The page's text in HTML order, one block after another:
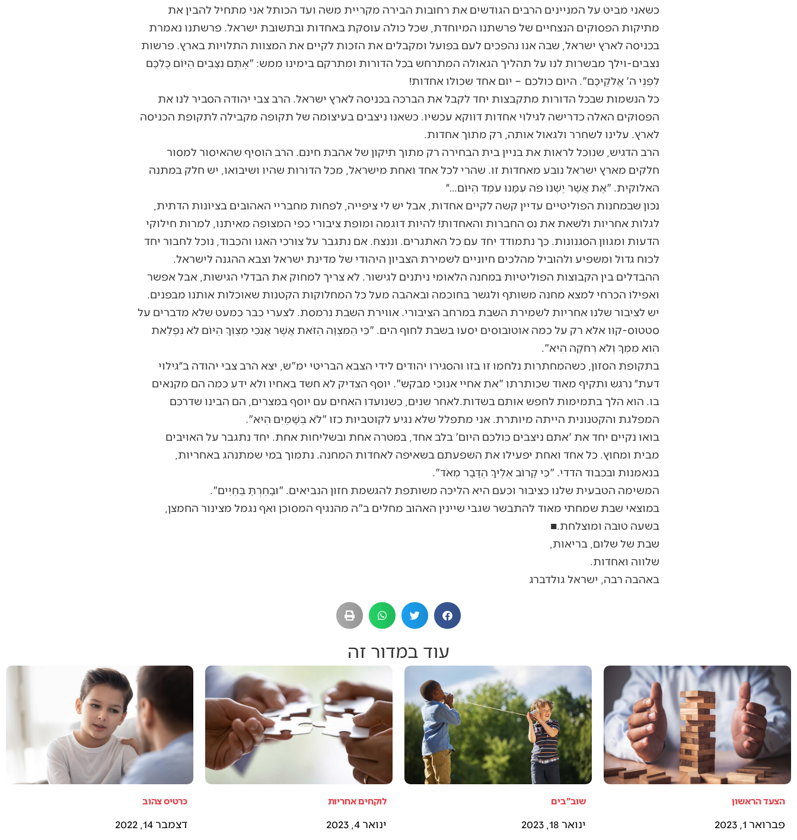
כשאני מביט על המניינים הרבים הגודשים את רחובות הבירה מקריית משה ועד הכותל אני מתחיל להבין את
מתיקות הפסוקים הנצחיים של פרשתנו המיוחדת, שכל כולה עוסקת באחדות ובתשובת ישראל. פרשתנו נאמרת
בכניסה לארץ ישראל, שבה אנו נהפכים לעם בפועל ומקבלים את הזכות לקיים את המצוות התלויות בארץ. פרשות
נצבים-וילך מבשרות לנו על תהליך הגאולה המתרחש בכל הדורות ומתרקם בימינו ממש: "אַתֶּם נִצָּבִים הַיּוֹם כֻּלְּכֶם
לִפְנֵי ה' אֱלֹקֵיכֶם". היום כולכם – יום אחד שכולו אחדות!
כל הנשמות שבכל הדורות מתקבצות יחד לקבל את הברכה בכניסה לארץ ישראל. הרב צבי יהודה הסביר לנו את
הפסוקים האלה כדרישה לגילוי אחדות דווקא עכשיו. כשאנו ניצבים בעיצומה של תקופה מקבילה לתקופת הכניסה
לארץ. עלינו לשחרר ולגאול אותה, רק מתוך אחדות.
הרב הדגיש, שנוכל לראות את בניין בית הבחירה רק מתוך תיקון של אהבת חינם. הרב הוסיף שהאיסור למסור
חלקים מארץ ישראל נובע מאחדות זו. שהרי לכל אחד ואחת מישראל, מכל הדורות שהיו ושיבואו, יש חלק במתנה
האלוקית. "אֶת אֲשֶׁר יֶשְׁנוֹ פֹּה עִמָּנוּ עֹמֵד הַיּוֹם…״
נכון שבמחנות הפוליטיים עדיין קשה לקיים אחדות, אבל יש לי ציפייה, לפחות מחבריי האהובים בציונות הדתית,
לגלות אחריות ולשאת את נס החברות והאחדות! להיות דוגמה ומופת ציבורי כפי המצופה מאיתנו, למרות חילוקי
הדעות ומגוון הסגנונות. כך נתמודד יחד עם כל האתגרים. וננצח. אם נתגבר על צורכי האגו והכבוד, נוכל לחבור יחד
לכוח גדול ומשפיע ולהוביל מהלכים חיוניים לשמירת הצביון היהודי של מדינת ישראל וצבא ההגנה לישראל.
ההבדלים בין הקבוצות הפוליטיות במחנה הלאומי ניתנים לגישור. לא צריך למחוק את הבדלי הגישות, אבל אפשר
ואפילו הכרחי למצא מחנה משותף ולגשר בחוכמה ובאהבה מעל כל המחלוקות הקטנות שאוכלות אותנו מבפנים.
יש לציבור שלנו אחריות לשמירת השבת במרחב הציבורי. אווירת השבת נרמסת. לצערי כבר כמעט שלא מדברים על
סטטוס-קוו אלא רק על כמה אוטובוסים יסעו בשבת לחוף הים. "כִּי הַמִּצְוָה הַזֹּאת אֲשֶׁר אָנֹכִי מְצַוְּךָ הַיּוֹם לֹא נִפְלֵאת
הִוא מִמְּךָ וְלֹא רְחֹקָה הִיא".
בתקופת הסזון, כשהמחתרות נלחמו זו בזו והסגירו יהודים לידי הצבא הבריטי ימ"ש, יצא הרב צבי יהודה ב״גילוי
דעת״ נרגש ותקיף מאוד שכותרתו "את אחיי אנוכי מבקש". יוסף הצדיק לא חשד באחיו ולא ידע כמה הם מקנאים
בו. הוא הלך בתמימות לחפש אותם בשדות.לאחר שנים, כשנועדו האחים עם יוסף במצרים, הם הבינו שדרכם
המפלגת והקטנונית הייתה מיותרת. אני מתפלל שלא נגיע לקוטביות כזו "לֹא בַשָּׁמַיִם הִיא".
בואו נקיים יחד את 'אתם ניצבים כולכם היום' בלב אחד, במטרה אחת ובשליחות אחת. יחד נתגבר על האויבים
מבית ומחוץ. כל אחד ואחת יפעילו את השפעתם בשאיפה לאחדות המחנה. נתמוך במי שמתנהג באחריות,
בנאמנות ובכבוד הדדי. "כִּי קָרוֹב אֵלֶיךָ הַדָּבָר מְאֹד".
המשימה הטבעית שלנו כציבור וכעם היא הליכה משותפת להגשמת חזון הנביאים. "וּבָחַרְתָּ בַּחַיִּים".
במוצאי שבת שמחתי מאוד להתבשר שגבי שיינין האהוב מחלים ב"ה מהנגיף המסוכן ואף נגמל מצינור החמצן,
בשעה טובה ומוצלחת.■
שבת של שלום, בריאות,
שלווה ואחדות.
באהבה רבה, ישראל גולדברג
עוד במדור זה
הצעד הראשון
פברואר 1, 2023
שוב"בים
ינואר 18, 2023
לוקחים אחריות
ינואר 4, 2023
כרטיס צהוב
דצמבר 14, 2022